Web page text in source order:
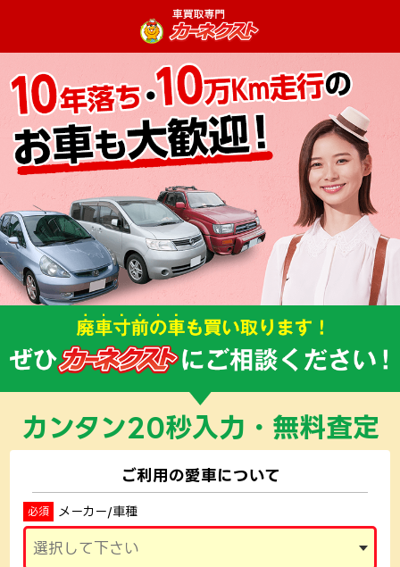
カンタン20秒入力・無料査定
ご利用の愛車について
必須 メーカー/車種